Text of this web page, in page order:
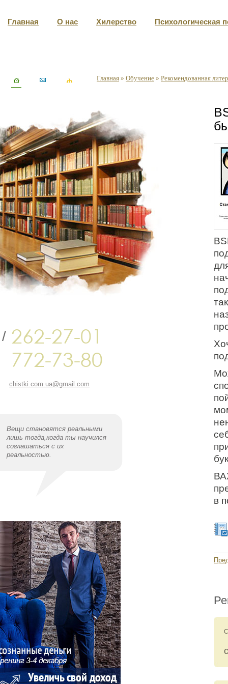
Главная О нас Хилерство Психологическая
Главная » Обучение » Рекомендованная
/ 262-27-01
772-73-80
chistki.com.ua@gmail.com
Вещи становятся реальными
лишь тогда,когда ты научился
соглашаться с их
реальностью.
в